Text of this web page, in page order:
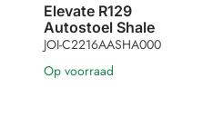
Elevate R129
Autostoel Shale
JOI-C2216AASHA000
Op voorraad